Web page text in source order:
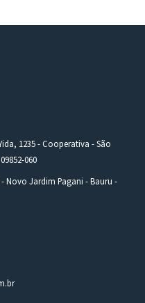
1235 - Cooperativa - São
060
Novo Jardim Pagani - Bauru -